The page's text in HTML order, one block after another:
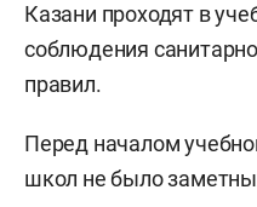
Казани проходят в
соблюдения
правил.
Перед началом
школ не было